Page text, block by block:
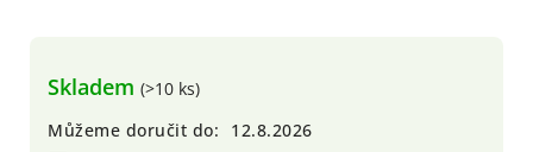
Skladem (>10 ks)
Můžeme doručit do:
12.8.2026